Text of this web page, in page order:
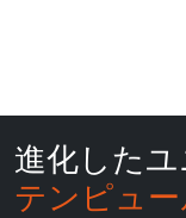
進化した
テンピュ